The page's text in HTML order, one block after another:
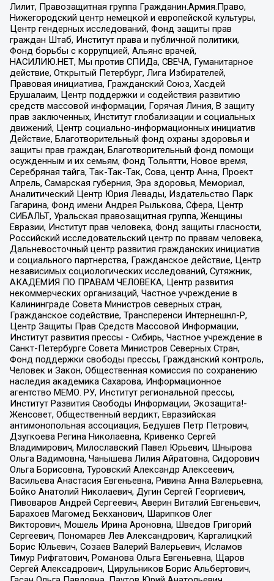
Лилит, Правозащитная группа Гражданин.Армия.Право,
Нижегородский центр немецкой и европейской культуры,
Центр гендерных исследований, Фонд защиты прав
граждан Штаб, Институт права и публичной политики,
Фонд борьбы с коррупцией, Альянс врачей,
НАСИЛИЮ.НЕТ, Мы против СПИДа, СВЕЧА, Гуманитарное
действие, Открытый Петербург, Лига Избирателей,
Правовая инициатива, Гражданский Союз, Хасдей
Ерушалаим, Центр поддержки и содействия развитию
средств массовой информации, Горячая Линия, В защиту
прав заключенных, Институт глобализации и социальных
движений, Центр социально-информационных инициатив
Действие, Благотворительный фонд охраны здоровья и
защиты прав граждан, Благотворительный фонд помощи
осужденным и их семьям, Фонд Тольятти, Новое время,
Серебряная тайга, Так-Так-Так, Сова, центр Анна, Проект
Апрель, Самарская губерния, Эра здоровья, Мемориал,
Аналитический Центр Юрия Левады, Издательство Парк
Гагарина, Фонд имени Андрея Рылькова, Сфера, Центр
СИБАЛЬТ, Уральская правозащитная группа, Женщины
Евразии, Институт прав человека, Фонд защиты гласности,
Российский исследовательский центр по правам человека,
Дальневосточный центр развития гражданских инициатив
и социального партнерства, Гражданское действие, Центр
независимых социологических исследований, Сутяжник,
АКАДЕМИЯ ПО ПРАВАМ ЧЕЛОВЕКА, Центр развития
некоммерческих организаций, Частное учреждение в
Калининграде Совета Министров северных стран,
Гражданское содействие, Трансперенси Интернешнл-Р,
Центр Защиты Прав Средств Массовой Информации,
Институт развития прессы - Сибирь, Частное учреждение в
Санкт-Петербурге Совета Министров Северных Стран,
Фонд поддержки свободы прессы, Гражданский контроль,
Человек и Закон, Общественная комиссия по сохранению
наследия академика Сахарова, Информационное
агентство МЕМО. РУ, Институт региональной прессы,
Институт Развития Свободы Информации, Экозащита!-
Женсовет, Общественный вердикт, Евразийская
антимонопольная ассоциация, Бедушев Петр Петрович,
Дзугкоева Регина Николаевна, Кривенко Сергей
Владимирович, Милославский Павел Юрьевич, Шнырова
Ольга Вадимовна, Чанышева Лилия Айратовна, Сидорович
Ольга Борисовна, Туровский Александр Алексеевич,
Васильева Анастасия Евгеньевна, Ривина Анна Валерьевна,
Бойко Анатолий Николаевич, Дугин Сергей Георгиевич,
Пивоваров Андрей Сергеевич, Аверин Виталий Евгеньевич,
Барахоев Магомед Бекханович, Шарипков Олег
Викторович, Мошель Ирина Ароновна, Шведов Григорий
Сергеевич, Пономарев Лев Александрович, Каргалицкий
Борис Юльевич, Созаев Валерий Валерьевич, Исламов
Тимур Рифгатович, Романова Ольга Евгеньевна, Щаров
Сергей Алексадрович, Цирульников Борис Альбертович,